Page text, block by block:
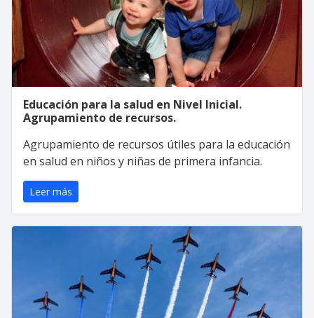
Educación para la salud en Nivel Inicial.
Agrupamiento de recursos.
Agrupamiento de recursos útiles para la educación
en salud en niños y niñas de primera infancia.
Leer más